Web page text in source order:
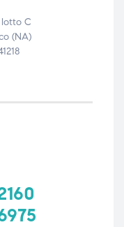
C
(NA)